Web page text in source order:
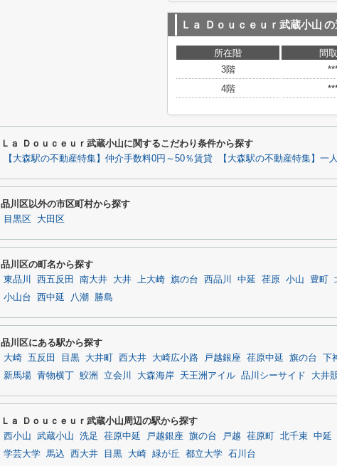
Ｌａ Ｄｏｕｃｅｕｒ武蔵小山 の
所在階 間
3階
4階
Ｌａ Ｄｏｕｃｅｕｒ武蔵小山に関するこだわり条件から探す
【大森駅の不動産特集】仲介手数料0円～50％賃貸 【大森駅の不動産特集】一
品川区以外の市区町村から探す
目黒区 大田区
品川区の町名から探す
東品川 西五反田 南大井 大井 上大崎 旗の台 西品川 中延 荏原 小山 豊町
小山台
西中延 八潮 勝島
品川区にある駅から探す
大崎 五反田 目黒 大井町 西大井 大崎広小路 戸越銀座 荏原中延 旗の台 下
新馬場 青物横丁 鮫洲 立会川 大森海岸 天王洲アイル 品川シーサイド 大井
Ｌａ Ｄｏｕｃｅｕｒ武蔵小山周辺の駅から探す
西小山 武蔵小山 洗足 荏原中延 戸越銀座 旗の台 戸越 荏原町 北千束 中延
学芸大学 馬込 西大井 目黒 大崎 緑が丘 都立大学 石川台